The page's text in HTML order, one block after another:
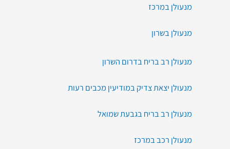
מנעולן במרכז
מנעולן בשרון
מנעולן רב בריח בדרום השרון
מנעולן יצאת צדיק במודיעין מכבים רעות
מנעולן רב בריח בגבעת שמואל
מנעולן רכב במרכז